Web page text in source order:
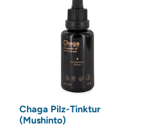
Chaga Pilz-Tinktur
(Mushinto)